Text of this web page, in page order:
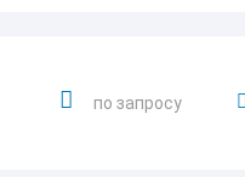
по запросу